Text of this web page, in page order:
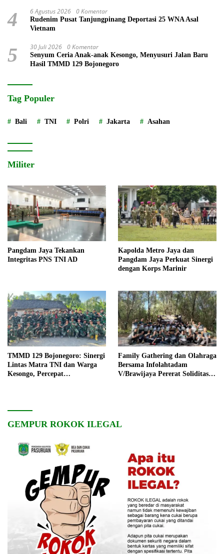
4 6 Agustus 2026 0 Komentar
Rudenim Pusat Tanjungpinang Deportasi 25 WNA Asal
Vietnam
5 30 Juli 2026 0 Komentar
Senyum Ceria Anak-anak Kesongo, Menyusuri Jalan Baru
Hasil TMMD 129 Bojonegoro
Tag Populer
Bali TNI Polri Jakarta Asahan
Militer
Pangdam Jaya Tekankan
Integritas PNS TNI AD
Kapolda Metro Jaya dan
Pangdam Jaya Perkuat Sinergi
dengan Korps Marinir
TMMD 129 Bojonegoro: Sinergi
Lintas Matra TNI dan Warga
Kesongo, Percepat
Family Gathering dan Olahraga
Bersama Infolahtadam
V/Brawijaya Pererat Soliditas
GEMPUR ROKOK ILEGAL